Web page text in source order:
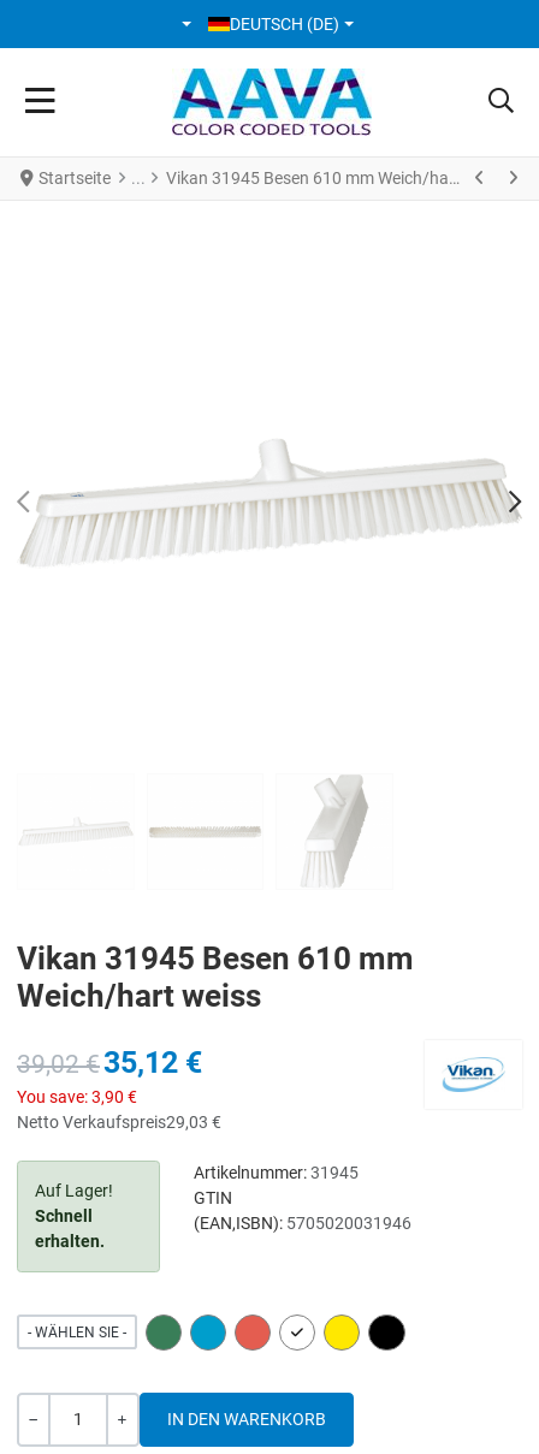
SPRACHE AUSWÄHLEN
DEUTSCH (DE)
Startseite Vikan 31945 Besen 610 mm Weich/hart weiss
PREV
Vikan 31945 Besen 610 mm
Weich/hart weiss
39,02 €35,12 €
You save:3,90 €
Netto Verkaufspreis29,03 €
Auf Lager!
Schnell
erhalten.
Artikelnummer:31945
GTIN
(EAN,ISBN): 5705020031946
- WÄHLEN SIE - GREEN BLUE RED WHITE YELLOW BLACK